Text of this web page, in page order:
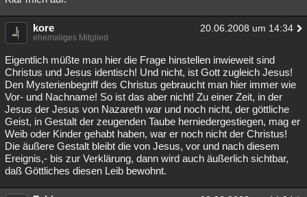
kore 20.06.2008 um 14:34
ehemaliges Mitglied
Eigentlich müßte man hier die Frage hinstellen inwieweit sind
Christus und Jesus identisch! Und nicht, ist Gott zugleich Jesus!
Den Mysterienbegriff des Christus gebraucht man hier immer wie
Vor- und Nachname! So ist das aber nicht! Zu einer Zeit, in der
Jesus der Jesus von Nazareth war und noch nicht, der göttliche
Geist, in Gestalt der zeugenden Taube herniedergestiegen, mag er
Weib oder Kinder gehabt haben, war er noch nicht der Christus!
Die äußere Gestalt bleibt die von Jesus, vor und nach diesem
Ereignis,- bis zur Verklärung, dann wird auch äußerlich sichtbar,
daß Göttliches diesen Leib bewohnt.